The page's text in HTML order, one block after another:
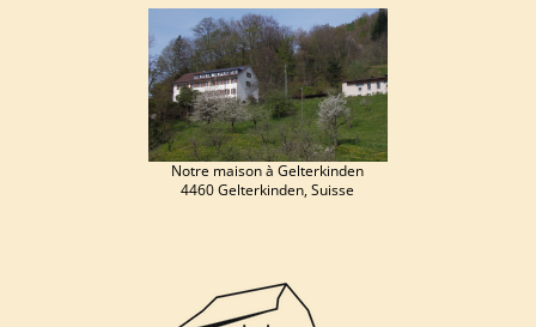
Notre maison à Gelterkinden
4460 Gelterkinden, Suisse